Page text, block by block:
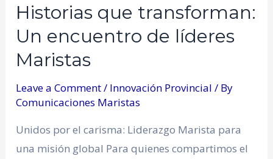
Historias que transforman:
Un encuentro de líderes
Maristas
Leave a Comment/ Innovación Provincial / By
Comunicaciones Maristas
Unidos por el carisma: Liderazgo Marista para
una misión global Para quienes compartimos el